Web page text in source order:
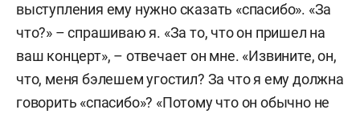
выступления ему нужно сказать «спасибо». «За
что?» – спрашиваю я. «За то, что он пришел на
ваш концерт», – отвечает он мне. «Извините, он,
что, меня бэлешем угостил? За что я ему должна
говорить «спасибо»? «Потому что он обычно не